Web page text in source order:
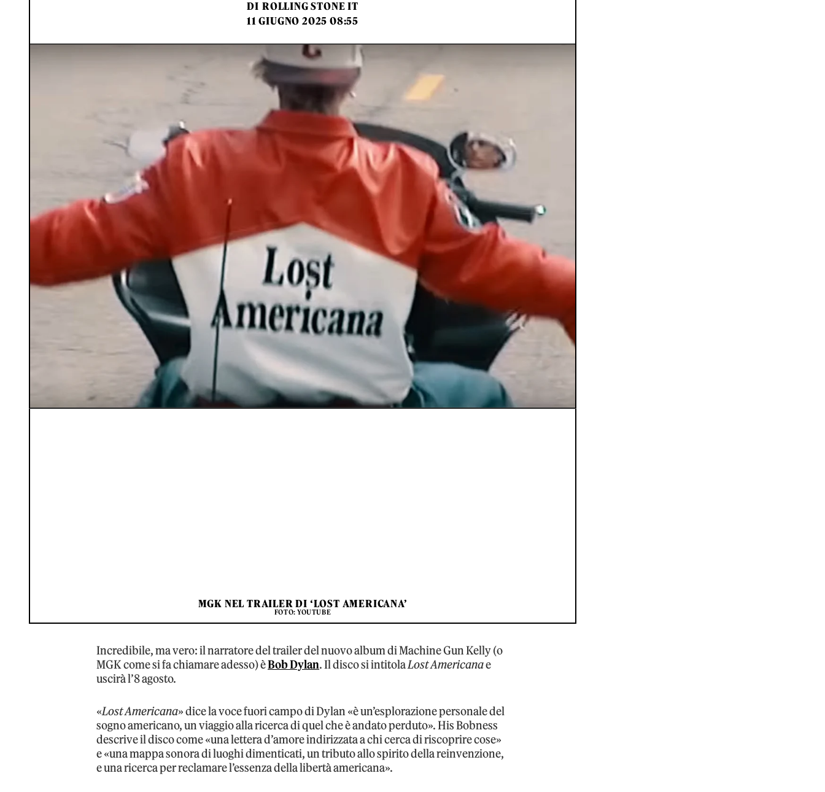
DI ROLLING STONE IT
11 GIUGNO 2025 08:55
MGK NEL TRAILER DI ‘LOST AMERICANA’
FOTO: YOUTUBE
Incredibile, ma vero: il narratore del trailer del nuovo album di Machine Gun Kelly (o
MGK come si fa chiamare adesso) èBob Dylan. Il disco si intitolaLost Americanae
uscirà l’8 agosto.
«Lost Americana» dice la voce fuori campo di Dylan «è un’esplorazione personale del
sogno americano, un viaggio alla ricerca di quel che è andato perduto». His Bobness
descrive il disco come «una lettera d’amore indirizzata a chi cerca di riscoprire cose»
e «una mappa sonora di luoghi dimenticati, un tributo allo spirito della reinvenzione,
e una ricerca per reclamare l’essenza della libertà americana».